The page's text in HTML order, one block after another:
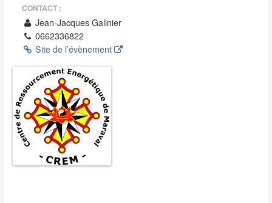
CONTACT :
Jean-Jacques Galinier
0662336822
Site de l’évènement